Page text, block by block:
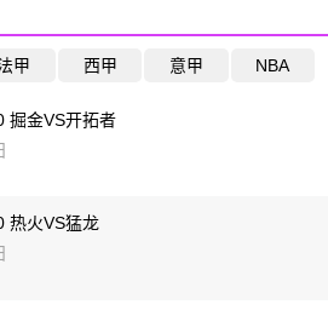
甲 西甲 意甲 NBA
掘金VS开拓者
热火VS猛龙